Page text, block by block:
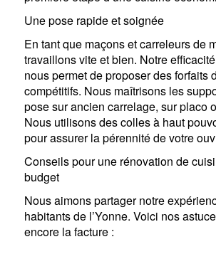
Une pose rapide et soignée
En tant que maçons et carreleurs de
travaillons vite et bien. Notre
nous permet de proposer des forfaits
compétitifs. Nous maîtrisons les
pose sur ancien carrelage, sur placo
Nous utilisons des colles à haut
pour assurer la pérennité de votre
Conseils pour une rénovation de
budget
Nous aimons partager notre
habitants de l’Yonne. Voici nos
encore la facture :